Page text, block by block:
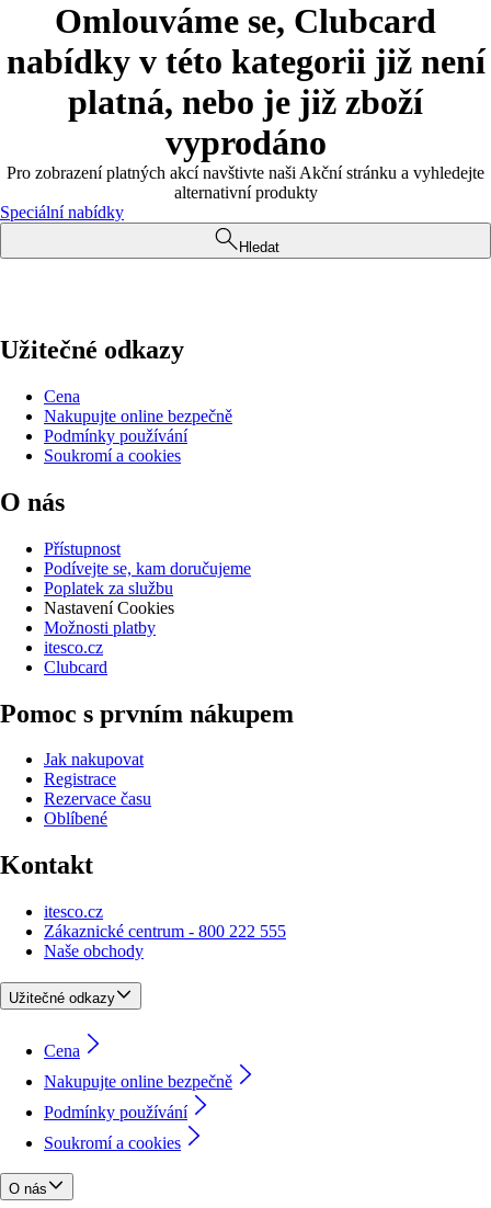
Omlouváme se, Clubcard
nabídky v této kategorii již není
platná, nebo je již zboží
vyprodáno
Pro zobrazení platných akcí navštivte naši Akční stránku a vyhledejte
alternativní produkty
Speciální nabídky
Hledat
Užitečné odkazy
Cena
Nakupujte online bezpečně
Podmínky používání
Soukromí a cookies
O nás
Přístupnost
Podívejte se, kam doručujeme
Poplatek za službu
Nastavení Cookies
Možnosti platby
itesco.cz
Clubcard
Pomoc s prvním nákupem
Jak nakupovat
Registrace
Rezervace času
Oblíbené
Kontakt
itesco.cz
Zákaznické centrum - 800 222 555
Naše obchody
Užitečné odkazy
Cena
Nakupujte online bezpečně
Podmínky používání
Soukromí a cookies
O nás